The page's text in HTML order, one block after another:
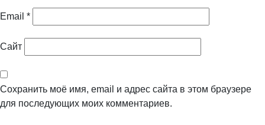
Email *
Сайт
Сохранить моё имя, email и адрес сайта в этом браузере
для последующих моих комментариев.